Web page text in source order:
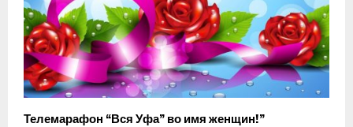
Телемарафон “Вся Уфа” во имя женщин!”